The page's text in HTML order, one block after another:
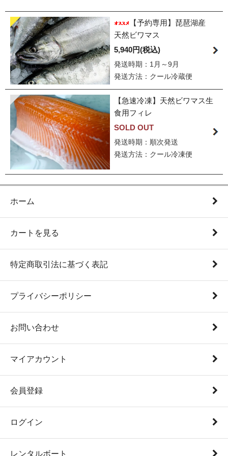
【予約専用】琵琶湖産
天然ビワマス
5,940円(税込)
発送時期：1月～9月
発送方法：クール冷蔵便
【急速冷凍】天然ビワマス生
食用フィレ
SOLD OUT
発送時期：順次発送
発送方法：クール冷凍便
ホーム
カートを見る
特定商取引法に基づく表記
プライバシーポリシー
お問い合わせ
マイアカウント
会員登録
ログイン
レンタルボート